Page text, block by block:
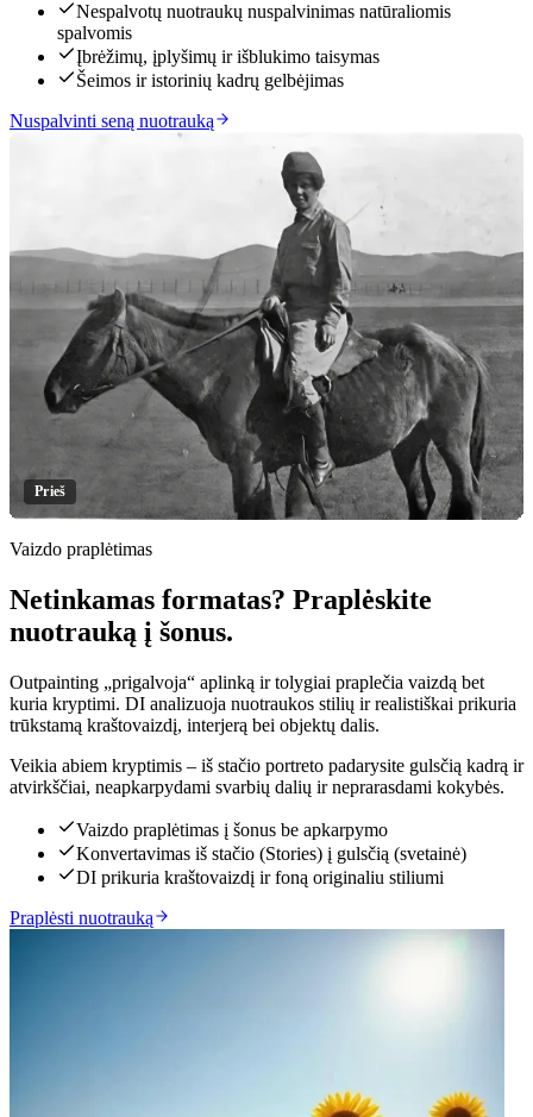
Nespalvotų nuotraukų nuspalvinimas natūraliomis
spalvomis
Įbrėžimų, įplyšimų ir išblukimo taisymas
Šeimos ir istorinių kadrų gelbėjimas
Nuspalvinti seną nuotrauką
Spustelėkite norėdami atskleisti
Prieš
Vaizdo praplėtimas
Netinkamas formatas? Praplėskite
nuotrauką į šonus.
Outpainting „prigalvoja“ aplinką ir tolygiai praplečia vaizdą bet
kuria kryptimi. DI analizuoja nuotraukos stilių ir realistiškai prikuria
trūkstamą kraštovaizdį, interjerą bei objektų dalis.
Veikia abiem kryptimis – iš stačio portreto padarysite gulsčią kadrą ir
atvirkščiai, neapkarpydami svarbių dalių ir neprarasdami kokybės.
Vaizdo praplėtimas į šonus be apkarpymo
Konvertavimas iš stačio (Stories) į gulsčią (svetainė)
DI prikuria kraštovaizdį ir foną originaliu stiliumi
Praplėsti nuotrauką